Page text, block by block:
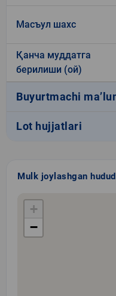
Масъул шахс
Қанча муддатга
берилиши (ой)
Buyurtmachi
Lot hujjatlari
Mulk joylashgan hudud
+
−